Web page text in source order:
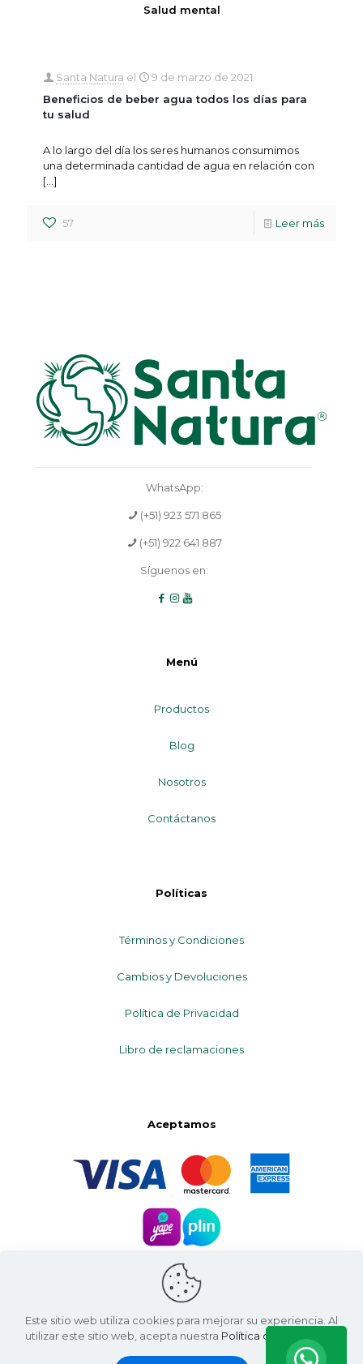
Salud mental
Santa Natura el
9 de marzo de 2021
Beneficios de beber agua todos los días para
tu salud
A lo largo del día los seres humanos consumimos
una determinada cantidad de agua en relación con
[…]
57 Leer más
WhatsApp:
(+51) 923 571 865
(+51) 922 641 887
Síguenos en:
Menú
Productos
Blog
Nosotros
Contáctanos
Políticas
Términos y Condiciones
Cambios y Devoluciones
Política de Privacidad
Libro de reclamaciones
Aceptamos
Este sitio web utiliza cookies para mejorar su experiencia. Al
utilizar este sitio web, acepta nuestra Política de Privacidad